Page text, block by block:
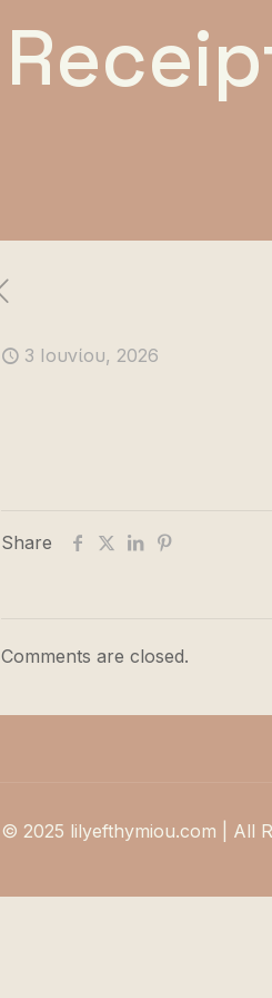
3 Ιουνίου, 2026
Share
Comments are closed.
© 2025 lilyefthymiou.com | All